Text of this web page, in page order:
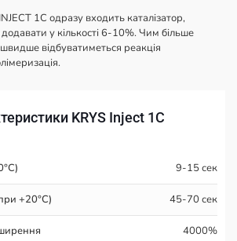
1C одразу входить каталізатор,
у кількості 6-10%. Чим більше
відбуватиметься реакція
KRYS Inject 1С
9-15 сек
+20°С) 45-70 сек
4000%